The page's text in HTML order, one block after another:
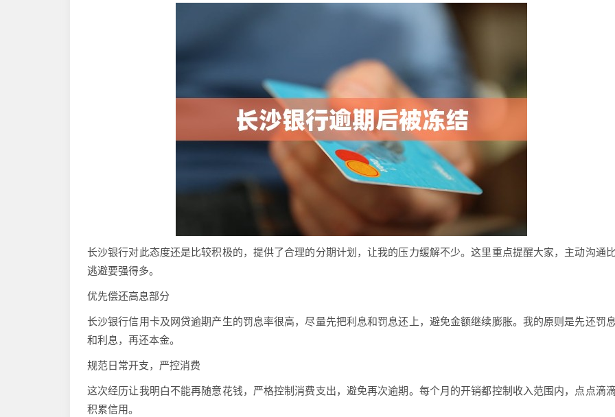
长沙银行对此态度还是比较积极的，提供了合理的分期计划，让我的压力缓解不少。这里重点提醒大家，主动沟通比
逃避要强得多。
优先偿还高息部分
长沙银行信用卡及网贷逾期产生的罚息率很高，尽量先把利息和罚息还上，避免金额继续膨胀。我的原则是先还罚息
和利息，再还本金。
规范日常开支，严控消费
这次经历让我明白不能再随意花钱，严格控制消费支出，避免再次逾期。每个月的开销都控制收入范围内，点点滴滴
积累信用。